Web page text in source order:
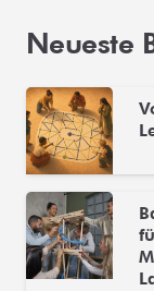
Neueste